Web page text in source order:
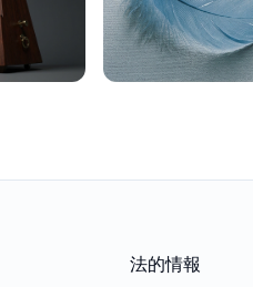
法的情報